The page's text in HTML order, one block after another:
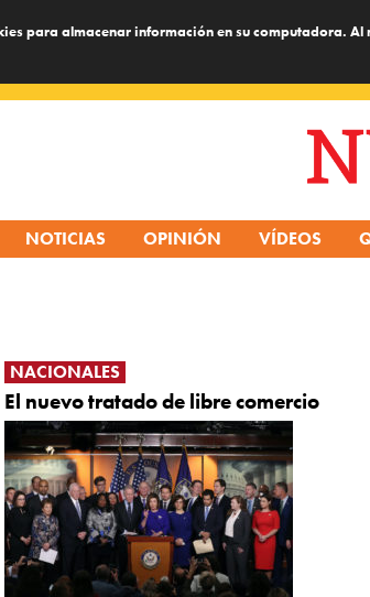
para almacenar información en su computadora.
NOTICIAS OPINIÓN VÍDEOS
NACIONALES
El nuevo tratado de libre comercio